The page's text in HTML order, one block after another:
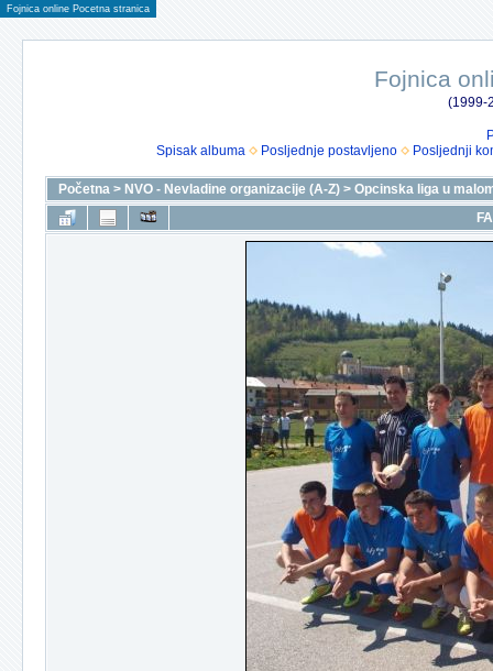
Fojnica online Pocetna stranica
Fojnica
(1999-
Spisak albuma
Posljednje postavljeno Posljednji
Početna > NVO - Nevladine organizacije (A-Z) > Opcinska liga u